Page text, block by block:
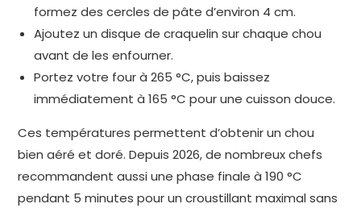
formez des cercles de pâte d’environ 4 cm.
Ajoutez un disque de craquelin sur chaque chou
avant de les enfourner.
Portez votre four à 265 °C, puis baissez
immédiatement à 165 °C pour une cuisson douce.
Ces températures permettent d’obtenir un chou
bien aéré et doré. Depuis 2026, de nombreux chefs
recommandent aussi une phase finale à 190 °C
pendant 5 minutes pour un croustillant maximal sans